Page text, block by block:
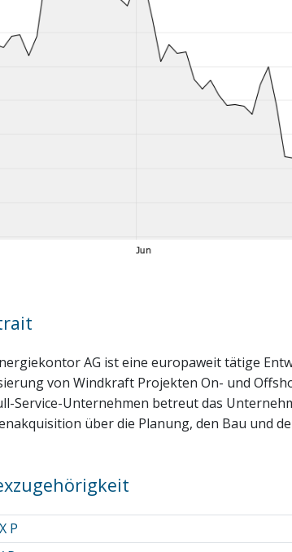
AG ist eine europaweit tätige
von Windkraft Projekten On- und
Service-Unternehmen betreut das
über die Planung, den Bau und
P